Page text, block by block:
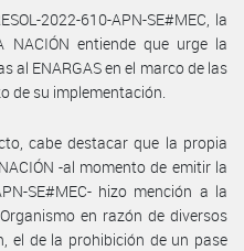
2022-610-APN-SE#MEC, la
NACIÓN entiende que urge la
al ENARGAS en el marco de las
de su implementación.
cabe destacar que la propia
-al momento de emitir la
SE#MEC- hizo mención a la
en razón de diversos
el de la prohibición de un pase